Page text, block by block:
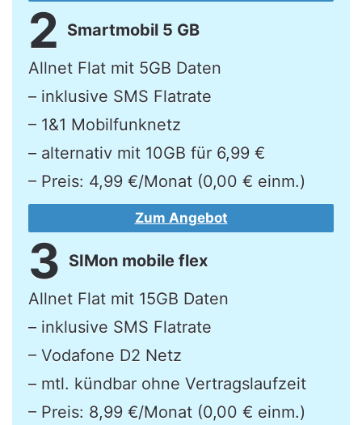
2 Smartmobil 5 GB
Allnet Flat mit 5GB Daten
– inklusive SMS Flatrate
– 1&1 Mobilfunknetz
– alternativ mit 10GB für 6,99 €
– Preis: 4,99 €/Monat (0,00 € einm.)
Zum Angebot
3 SIMon mobile flex
Allnet Flat mit 15GB Daten
– inklusive SMS Flatrate
– Vodafone D2 Netz
– mtl. kündbar ohne Vertragslaufzeit
– Preis: 8,99 €/Monat (0,00 € einm.)